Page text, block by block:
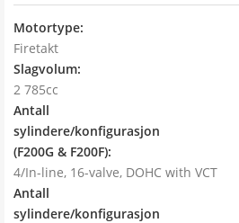
Motortype:
Firetakt
Slagvolum:
2 785cc
Antall
sylindere/konfigurasjon
(F200G & F200F):
4/In-line, 16-valve, DOHC with VCT
Antall
sylindere/konfigurasjon